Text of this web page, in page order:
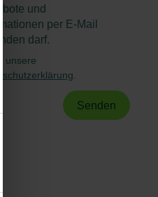
und
per E-Mail
darf.
unsere